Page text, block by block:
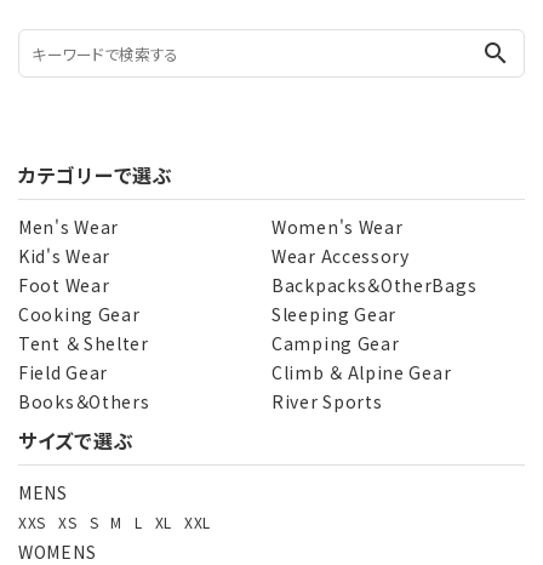
search
カテゴリーで選ぶ
Men's Wear
Women's Wear
Kid's Wear
Wear Accessory
Foot Wear
Backpacks＆OtherBags
Cooking Gear
Sleeping Gear
Tent ＆ Shelter
Camping Gear
Field Gear
Climb ＆ Alpine Gear
Books＆Others
River Sports
サイズで選ぶ
MENS
XXS XS S M L XL XXL
WOMENS